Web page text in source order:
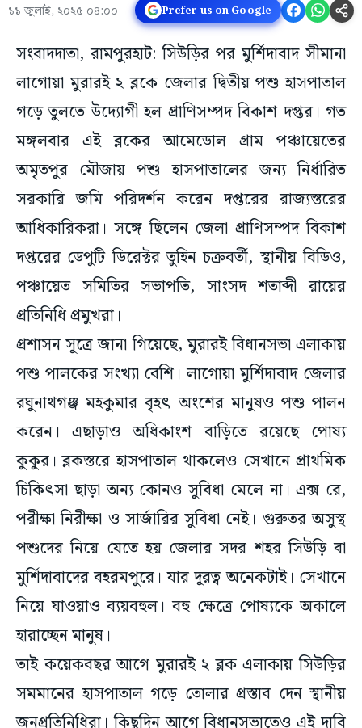
১১ জুলাই, ২০২৫ ০৪:০০ Prefer us on Google
সংবাদদাতা, রামপুরহাট: সিউড়ির পর মুর্শিদাবাদ সীমানা
লাগোয়া মুরারই ২ ব্লকে জেলার দ্বিতীয় পশু হাসপাতাল
গড়ে তুলতে উদ্যোগী হল প্রাণিসম্পদ বিকাশ দপ্তর। গত
মঙ্গলবার এই ব্লকের আমেডোল গ্রাম পঞ্চায়েতের
অমৃতপুর মৌজায় পশু হাসপাতালের জন্য নির্ধারিত
সরকারি জমি পরিদর্শন করেন দপ্তরের রাজ্যস্তরের
আধিকারিকরা। সঙ্গে ছিলেন জেলা প্রাণিসম্পদ বিকাশ
দপ্তরের ডেপুটি ডিরেক্টর তুহিন চক্রবর্তী, স্থানীয় বিডিও,
পঞ্চায়েত সমিতির সভাপতি, সাংসদ শতাব্দী রায়ের
প্রতিনিধি প্রমুখরা।
প্রশাসন সূত্রে জানা গিয়েছে, মুরারই বিধানসভা এলাকায়
পশু পালকের সংখ্যা বেশি। লাগোয়া মুর্শিদাবাদ জেলার
রঘুনাথগঞ্জ মহকুমার বৃহৎ অংশের মানুষও পশু পালন
করেন। এছাড়াও অধিকাংশ বাড়িতে রয়েছে পোষ্য
কুকুর। ব্লকস্তরে হাসপাতাল থাকলেও সেখানে প্রাথমিক
চিকিৎসা ছাড়া অন্য কোনও সুবিধা মেলে না। এক্স রে,
পরীক্ষা নিরীক্ষা ও সার্জারির সুবিধা নেই। গুরুতর অসুস্থ
পশুদের নিয়ে যেতে হয় জেলার সদর শহর সিউড়ি বা
মুর্শিদাবাদের বহরমপুরে। যার দূরত্ব অনেকটাই। সেখানে
নিয়ে যাওয়াও ব্যয়বহুল। বহু ক্ষেত্রে পোষ্যকে অকালে
হারাচ্ছেন মানুষ।
তাই কয়েকবছর আগে মুরারই ২ ব্লক এলাকায় সিউড়ির
সমমানের হাসপাতাল গড়ে তোলার প্রস্তাব দেন স্থানীয়